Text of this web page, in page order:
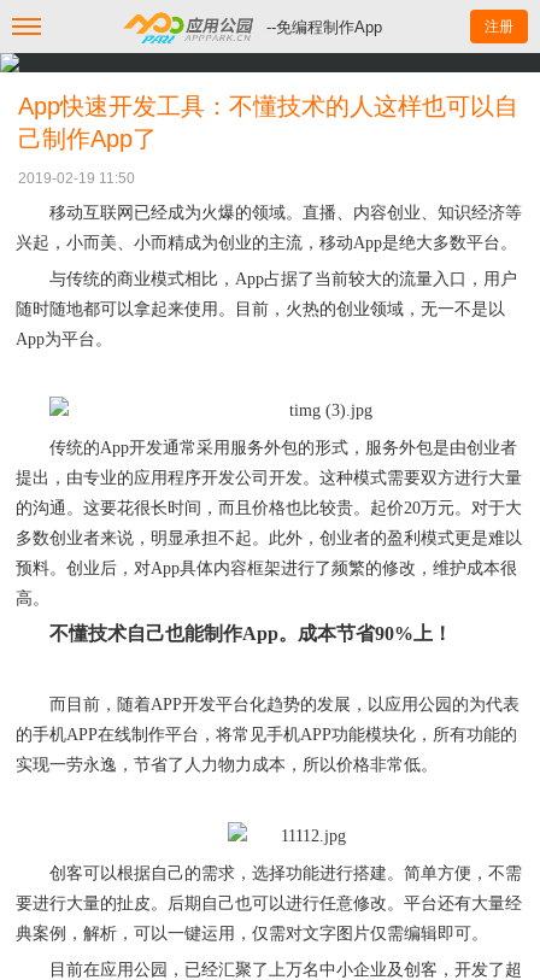
--免编程制作App 注册
App快速开发工具：不懂技术的人这样也可以自
己制作App了
2019-02-19 11:50
移动互联网已经成为火爆的领域。直播、内容创业、知识经济等
兴起，小而美、小而精成为创业的主流，移动App是绝大多数平台。
与传统的商业模式相比， App占据了当前较大的流量入口，用户
随时随地都可以拿起来使用。目前，火热的创业领域，无一不是以
App为平台。
传统的App开发通常采用服务外包的形式，服务外包是由创业者
提出，由专业的应用程序开发公司开发。这种模式需要双方进行大量
的沟通。这要花很长时间，而且价格也比较贵。起价20万元。对于大
多数创业者来说，明显承担不起。此外，创业者的盈利模式更是难以
预料。创业后，对App具体内容框架进行了频繁的修改，维护成本很
高。
不懂技术自己也能制作App。成本节省90%上！
而目前，随着APP开发平台化趋势的发展，以应用公园的为代表
的手机APP在线制作平台，将常见手机APP功能模块化，所有功能的
实现一劳永逸，节省了人力物力成本，所以价格非常低。
创客可以根据自己的需求，选择功能进行搭建。简单方便，不需
要进行大量的扯皮。后期自己也可以进行任意修改。平台还有大量经
典案例，解析，可以一键运用，仅需对文字图片仅需编辑即可。
目前在应用公园，已经汇聚了上万名中小企业及创客，开发了超